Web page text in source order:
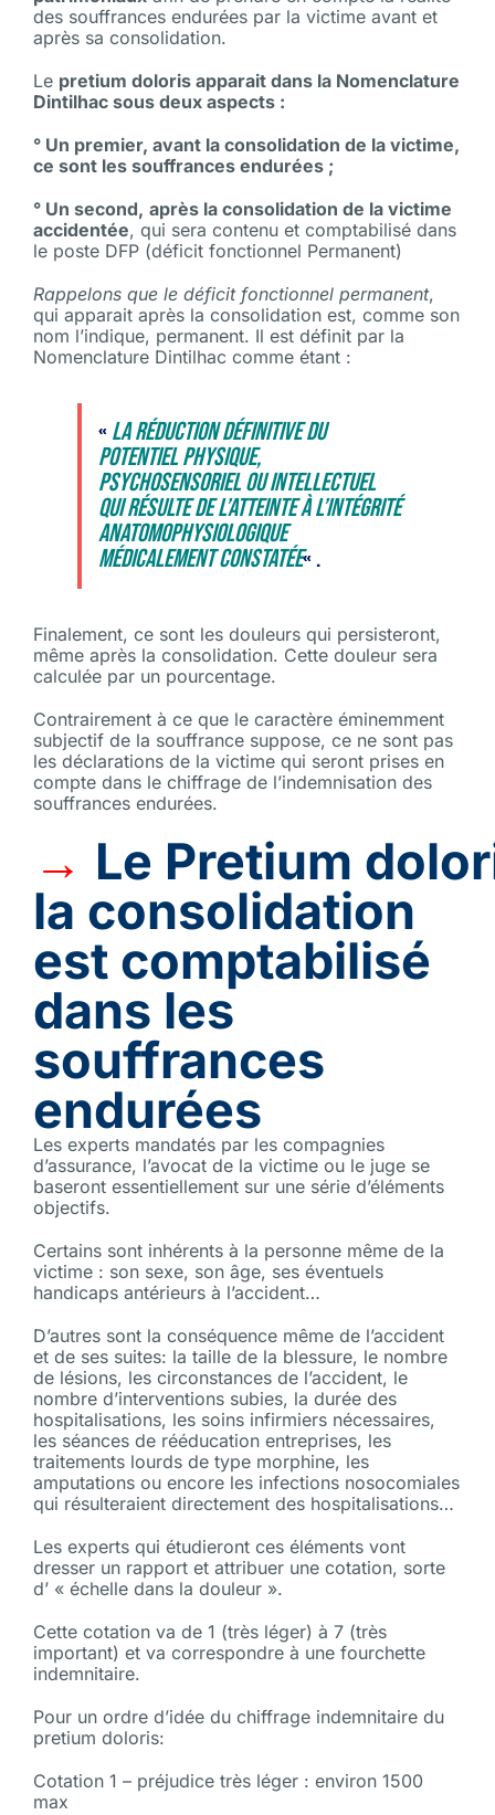
des souffrances endurées par la victime avant et
après sa consolidation.
Le pretium doloris apparait dans la Nomenclature
Dintilhac sous deux aspects :
° Un premier, avant la consolidation de la victime,
ce sont les souffrances endurées ;
° Un second, après la consolidation de la victime
accidentée, qui sera contenu et comptabilisé dans
le poste DFP (déficit fonctionnel Permanent)
Rappelons que le déficit fonctionnel permanent,
qui apparait après la consolidation est, comme son
nom l’indique, permanent. Il est définit par la
Nomenclature Dintilhac comme étant :
«La réduction définitive du
potentiel physique,
psychosensoriel ou intellectuel
qui résulte de l’atteinte à l’intégrité
anatomophysiologique
médicalement constatée« .
Finalement, ce sont les douleurs qui persisteront,
même après la consolidation. Cette douleur sera
calculée par un pourcentage.
Contrairement à ce que le caractère éminemment
subjectif de la souffrance suppose, ce ne sont pas
les déclarations de la victime qui seront prises en
compte dans le chiffrage de l’indemnisation des
souffrances endurées.
→ Le Pretium
la consolidation
est comptabilisé
dans les
souffrances
endurées
Les experts mandatés par les compagnies
d’assurance, l’avocat de la victime ou le juge se
baseront essentiellement sur une série d’éléments
objectifs.
Certains sont inhérents à la personne même de la
victime : son sexe, son âge, ses éventuels
handicaps antérieurs à l’accident…
D’autres sont la conséquence même de l’accident
et de ses suites: la taille de la blessure, le nombre
de lésions, les circonstances de l’accident, le
nombre d’interventions subies, la durée des
hospitalisations, les soins infirmiers nécessaires,
les séances de rééducation entreprises, les
traitements lourds de type morphine, les
amputations ou encore les infections nosocomiales
qui résulteraient directement des hospitalisations…
Les experts qui étudieront ces éléments vont
dresser un rapport et attribuer une cotation, sorte
d’ « échelle dans la douleur ».
Cette cotation va de 1 (très léger) à 7 (très
important) et va correspondre à une fourchette
indemnitaire.
Pour un ordre d’idée du chiffrage indemnitaire du
pretium doloris:
Cotation 1 – préjudice très léger : environ 1500
max